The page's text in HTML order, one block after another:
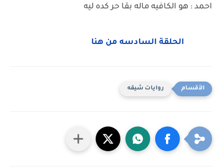
احمد : هو الكافيه ماله بقا حر كده ليه
الحلقة السادسه من هنا
روايات شيقه